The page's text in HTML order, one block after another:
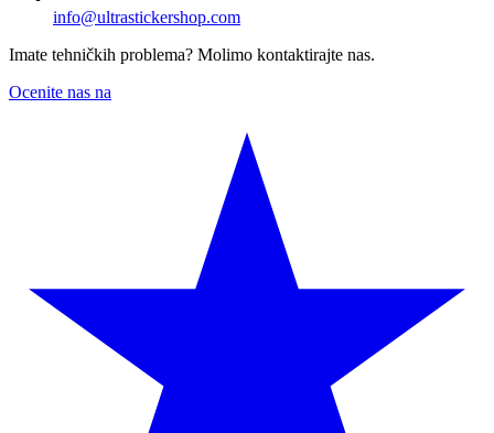
info@ultrastickershop.com
Imate tehničkih problema? Molimo kontaktirajte nas.
Ocenite nas na